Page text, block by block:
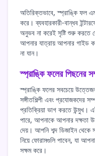
অতিরিক্তভাবে, স্প্রাঙ্কি ফল
করে। ব্যবহারকারী-বান্ধব
অনুভব না করেই সৃষ্টি শুরু করতে
আপনার যাত্রায় আপনার গাইড
না যান।
স্প্রাঙ্কি ফলের পিছনের
স্প্রাঙ্কি ফলের সবচেয়ে
সঙ্গীতশিল্পী এবং প্রযোজকদের
প্রতিক্রিয়া ভাগ করতে
পারে, আপনাকে আপনার দক্ষতা
দেয়। আপনি শব্দ ডিজাইন থেকে
নিয়ে ফোরামগুলি পাবেন, যা
সক্ষম করে।